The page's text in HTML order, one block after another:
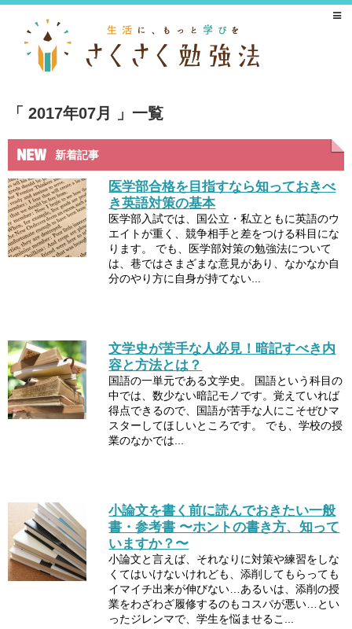
2017年07月 一覧
新着記事
医学部合格を目指すなら知っておきべ
き英語対策の基本
医学部入試では、国公立・私立ともに英語のウ
エイトが重く、競争相手と差をつける科目にな
ります。 でも、医学部対策の勉強法について
は、巷ではさまざまな意見があり、なかなか自
分のやり方に自身が持てない...
文学史が苦手な人必見！暗記すべき内
容と方法とは？
国語の一単元である文学史。 国語という科目の
中では、数少ない暗記モノです。覚えていれば
得点できるので、国語が苦手な人にこそぜひマ
スターしてほしいところです。 でも、学校の授
業のなかでは...
小論文を書く前に読んでおきたい一般
書・参考書 〜ホントの書き方、知って
いますか？〜
小論文と言えば、それなりに対策や練習をしな
くてはいけないけれども、添削してもらっても
イマイチ出来が伸びない…あるいは、添削の授
業をわざわざ履修するのもコスパが悪い…とい
ったジレンマで、学生を悩ませるこ...